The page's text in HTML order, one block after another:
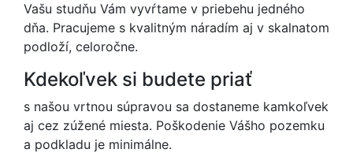
Vašu studňu Vám vyvŕtame v priebehu jedného
dňa. Pracujeme s kvalitným náradím aj v skalnatom
podloží, celoročne.
Kdekoľvek si budete priať
s našou vrtnou súpravou sa dostaneme kamkoľvek
aj cez zúžené miesta. Poškodenie Vášho pozemku
a podkladu je minimálne.